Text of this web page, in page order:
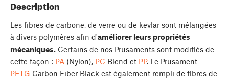
Description
Les fibres de carbone, de verre ou de kevlar sont mélangées
à divers polymères afin d'améliorer leurs propriétés
mécaniques. Certains de nos Prusaments sont modifiés de
cette façon : PA (Nylon), PC Blend et PP. Le Prusament
PETG Carbon Fiber Black est également rempli de fibres de